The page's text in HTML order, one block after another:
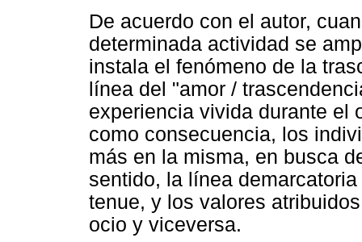
De acuerdo con el autor,
determinada actividad se
instala el fenómeno de la
línea del "amor /
experiencia vivida durante el
como consecuencia, los
más en la misma, en busca
sentido, la línea
tenue, y los valores
ocio y viceversa.